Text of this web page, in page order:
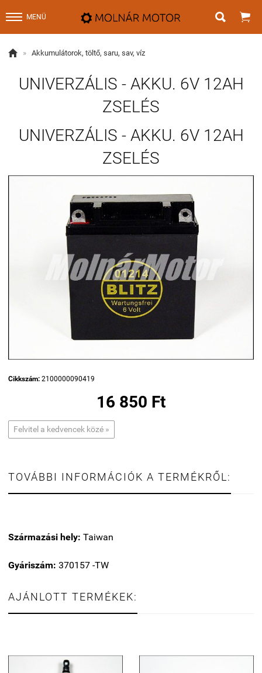
MENÜ  
 » Akkumulátorok, töltő, saru, sav, víz
UNIVERZÁLIS - AKKU. 6V 12AH
ZSELÉS
UNIVERZÁLIS - AKKU. 6V 12AH
ZSELÉS
Cikkszám: 2100000090419
16 850 Ft
Felvitel a kedvencek közé »
TOVÁBBI INFORMÁCIÓK A TERMÉKRŐL:
Származási hely: Taiwan
Gyáriszám: 370157 -TW
AJÁNLOTT TERMÉKEK: